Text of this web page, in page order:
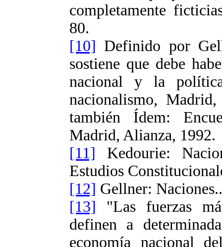
completamente
80.
[10] Definido por
sostiene que debe
nacional y la
nacionalismo,
también Ídem:
Madrid, Alianza, 1992.
[11] Kedourie:
Estudios
[12] Gellner:
[13] "Las fuerzas
definen a
economía nacional